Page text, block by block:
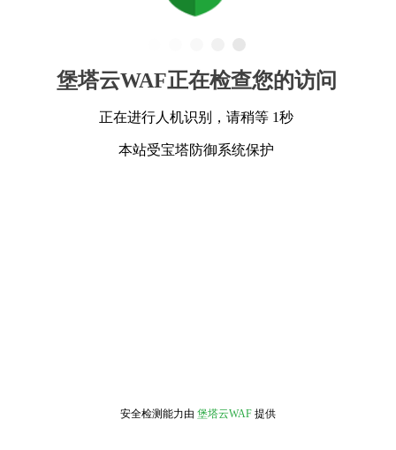
堡塔云WAF正在检查您的访问
正在进行人机识别，请稍等 1秒
本站受宝塔防御系统保护
安全检测能力由 堡塔云WAF 提供